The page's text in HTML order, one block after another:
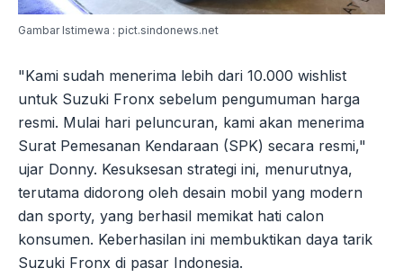
Gambar Istimewa : pict.sindonews.net
"Kami sudah menerima lebih dari 10.000 wishlist
untuk Suzuki Fronx sebelum pengumuman harga
resmi. Mulai hari peluncuran, kami akan menerima
Surat Pemesanan Kendaraan (SPK) secara resmi,"
ujar Donny. Kesuksesan strategi ini, menurutnya,
terutama didorong oleh desain mobil yang modern
dan sporty, yang berhasil memikat hati calon
konsumen. Keberhasilan ini membuktikan daya tarik
Suzuki Fronx di pasar Indonesia.